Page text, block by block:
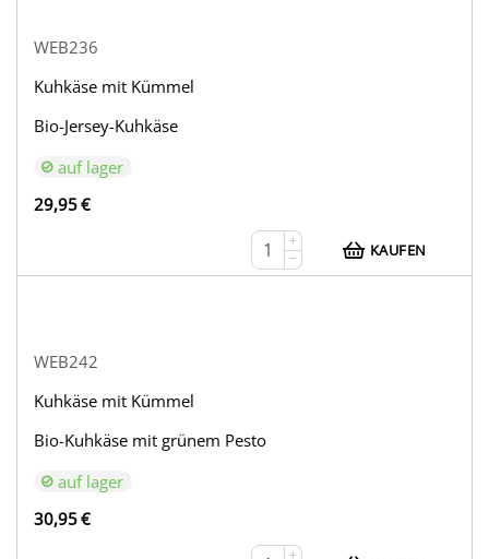
WEB236
Kuhkäse mit Kümmel
Bio-Jersey-Kuhkäse
auf lager
29,95€
+
−
KAUFEN
WEB242
Kuhkäse mit Kümmel
Bio-Kuhkäse mit grünem Pesto
auf lager
30,95€